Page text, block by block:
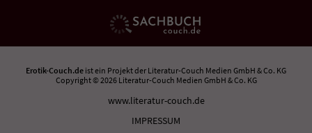
Erotik-Couch.de ist ein Projekt der Literatur-Couch Medien GmbH & Co. KG
Copyright © 2026 Literatur-Couch Medien GmbH & Co. KG
www.literatur-couch.de
IMPRESSUM